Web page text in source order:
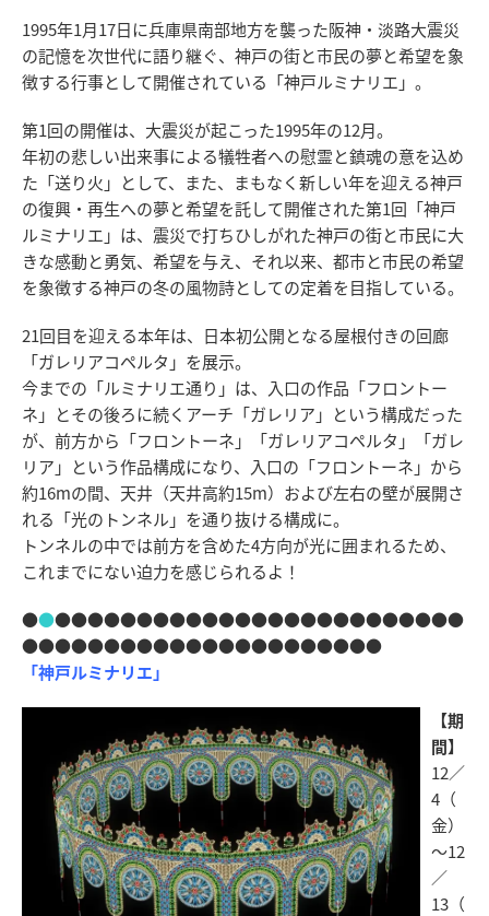
1995年1月17日に兵庫県南部地方を襲った阪神・淡路大震災
の記憶を次世代に語り継ぐ、神戸の街と市民の夢と希望を象
徴する行事として開催されている「神戸ルミナリエ」。
第1回の開催は、大震災が起こった1995年の12月。
年初の悲しい出来事による犠牲者への慰霊と鎮魂の意を込め
た「送り火」として、また、まもなく新しい年を迎える神戸
の復興・再生への夢と希望を託して開催された第1回「神戸
ルミナリエ」は、震災で打ちひしがれた神戸の街と市民に大
きな感動と勇気、希望を与え、それ以来、都市と市民の希望
を象徴する神戸の冬の風物詩としての定着を目指している。
21回目を迎える本年は、日本初公開となる屋根付きの回廊
「ガレリアコペルタ」を展示。
今までの「ルミナリエ通り」は、入口の作品「フロントー
ネ」とその後ろに続くアーチ「ガレリア」という構成だった
が、前方から「フロントーネ」「ガレリアコペルタ」「ガレ
リア」という作品構成になり、入口の「フロントーネ」から
約16mの間、天井（天井高約15m）および左右の壁が展開さ
れる「光のトンネル」を通り抜ける構成に。
トンネルの中では前方を含めた4方向が光に囲まれるため、
これまでにない迫力を感じられるよ！
●●●●●●●●●●●●●●●●●●●●●●●●●●●
●●●●●●●●●●●●●●●●●●●●●●
「神戸ルミナリエ」
【期
間】
12／
4（
金）
～12
／
13（